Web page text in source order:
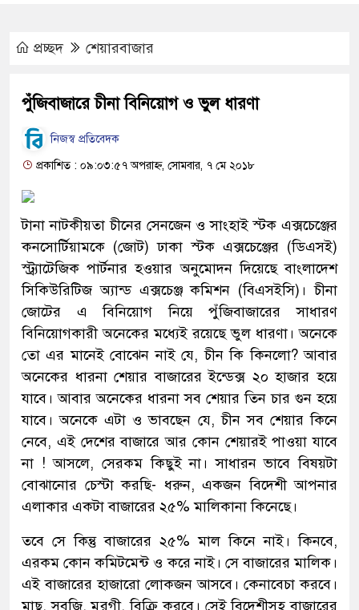
প্রচ্ছদ শেয়ারবাজার
পুঁজিবাজারে চীনা বিনিয়োগ ও ভুল ধারণা
নিজস্ব প্রতিবেদক
প্রকাশিত : ০৯:০৩:৫৭ অপরাহ্ন, সোমবার, ৭ মে ২০১৮
টানা নাটকীয়তা চীনের সেনজেন ও সাংহাই স্টক এক্সচেঞ্জের
কনসোর্টিয়ামকে (জোট) ঢাকা স্টক এক্সচেঞ্জের (ডিএসই)
স্ট্র্যাটেজিক পার্টনার হওয়ার অনুমোদন দিয়েছে বাংলাদেশ
সিকিউরিটিজ অ্যান্ড এক্সচেঞ্জ কমিশন (বিএসইসি)। চীনা
জোটের এ বিনিয়োগ নিয়ে পুঁজিবাজারের সাধারণ
বিনিয়োগকারী অনেকের মধ্যেই রয়েছে ভুল ধারণা। অনেকে
তো এর মানেই বোঝেন নাই যে, চীন কি কিনলো? আবার
অনেকের ধারনা শেয়ার বাজারের ইন্ডেক্স ২০ হাজার হয়ে
যাবে। আবার অনেকের ধারনা সব শেয়ার তিন চার গুন হয়ে
যাবে। অনেকে এটা ও ভাবছেন যে, চীন সব শেয়ার কিনে
নেবে, এই দেশের বাজারে আর কোন শেয়ারই পাওয়া যাবে
না ! আসলে, সেরকম কিছুই না। সাধারন ভাবে বিষয়টা
বোঝানোর চেস্টা করছি- ধরুন, একজন বিদেশী আপনার
এলাকার একটা বাজারের ২৫% মালিকানা কিনেছে।
তবে সে কিন্তু বাজারের ২৫% মাল কিনে নাই। কিনবে,
এরকম কোন কমিটমেন্ট ও করে নাই। সে বাজারের মালিক।
এই বাজারের হাজারো লোকজন আসবে। কেনাবেচা করবে।
মাছ, সবজি, মুরগী, বিক্রি করবে। সেই বিদেশীসহ বাজারের